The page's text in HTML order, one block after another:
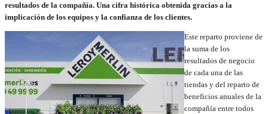
resultados de la compañía. Una cifra histórica obtenida gracias a la
implicación de los equipos y la confianza de los clientes.
Este reparto proviene de
la suma de los
resultados de negocio
de cada una de las
tiendas y del reparto de
beneficios anuales de la
compañía entre todos